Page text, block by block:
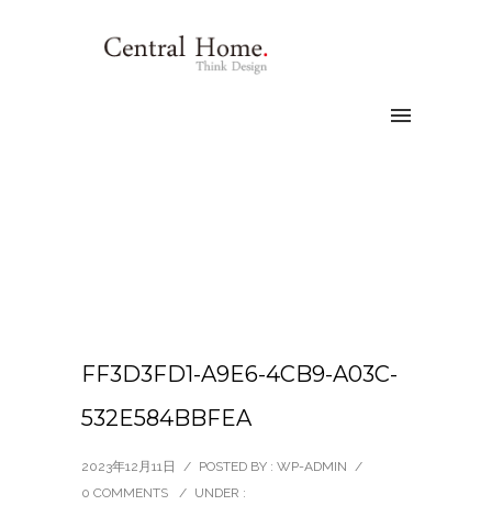
FF3D3FD1-A9E6-4CB9-A03C-
532E584BBFEA
2023年12月11日 / POSTED BY : WP-ADMIN /
0 COMMENTS
/ UNDER :